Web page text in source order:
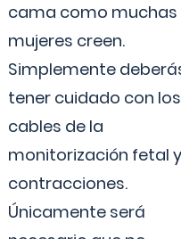
cama como muchas
mujeres creen.
Simplemente
tener cuidado con los
cables de la
monitorización fetal
contracciones.
Únicamente será